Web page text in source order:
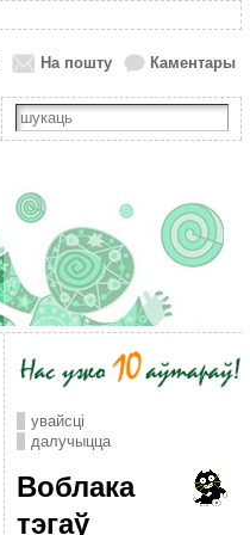
Каментары
На пошту
увайсці
далучыцца
Воблака
тэгаў